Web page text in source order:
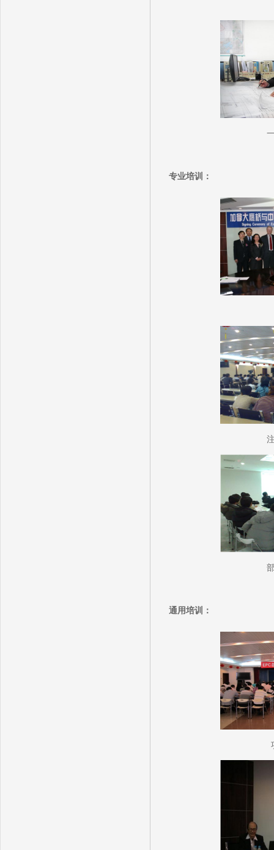
专业培训：
通用培训：